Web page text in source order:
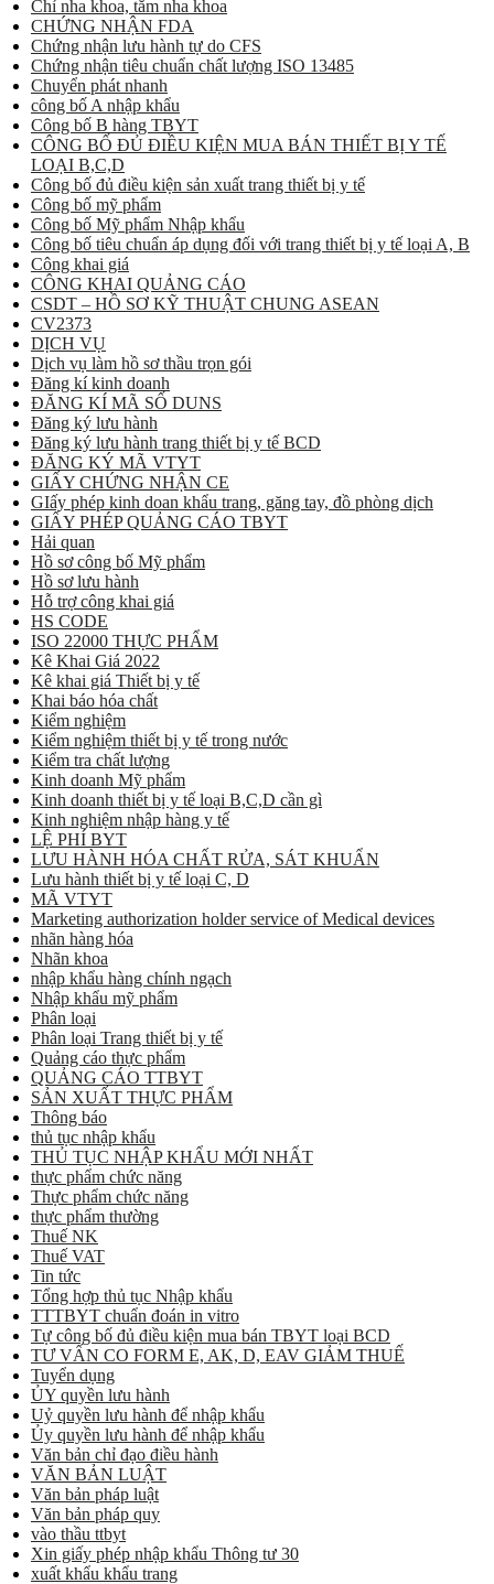
Chỉ nha khoa, tăm nha khoa
CHỨNG NHẬN FDA
Chứng nhận lưu hành tự do CFS
Chứng nhận tiêu chuẩn chất lượng ISO 13485
Chuyển phát nhanh
công bố A nhập khẩu
Công bố B hàng TBYT
CÔNG BỐ ĐỦ ĐIỀU KIỆN MUA BÁN THIẾT BỊ Y TẾ
LOẠI B,C,D
Công bố đủ điều kiện sản xuất trang thiết bị y tế
Công bố mỹ phẩm
Công bố Mỹ phẩm Nhập khẩu
Công bố tiêu chuẩn áp dụng đối với trang thiết bị y tế loại A, B
Công khai giá
CÔNG KHAI QUẢNG CÁO
CSDT – HỒ SƠ KỸ THUẬT CHUNG ASEAN
CV2373
DỊCH VỤ
Dịch vụ làm hồ sơ thầu trọn gói
Đăng kí kinh doanh
ĐĂNG KÍ MÃ SỐ DUNS
Đăng ký lưu hành
Đăng ký lưu hành trang thiết bị y tế BCD
ĐĂNG KÝ MÃ VTYT
GIẤY CHỨNG NHẬN CE
GIấy phép kinh doan khẩu trang, găng tay, đồ phòng dịch
GIẤY PHÉP QUẢNG CÁO TBYT
Hải quan
Hồ sơ công bố Mỹ phẩm
Hồ sơ lưu hành
Hỗ trợ công khai giá
HS CODE
ISO 22000 THỰC PHẨM
Kê Khai Giá 2022
Kê khai giá Thiết bị y tế
Khai báo hóa chất
Kiểm nghiệm
Kiểm nghiệm thiết bị y tế trong nước
Kiểm tra chất lượng
Kinh doanh Mỹ phẩm
Kinh doanh thiết bị y tế loại B,C,D cần gì
Kinh nghiệm nhập hàng y tế
LỆ PHÍ BYT
LƯU HÀNH HÓA CHẤT RỬA, SÁT KHUẨN
Lưu hành thiết bị y tế loại C, D
MÃ VTYT
Marketing authorization holder service of Medical devices
nhãn hàng hóa
Nhãn khoa
nhập khẩu hàng chính ngạch
Nhập khẩu mỹ phẩm
Phân loại
Phân loại Trang thiết bị y tế
Quảng cáo thực phẩm
QUẢNG CÁO TTBYT
SẢN XUẤT THỰC PHẨM
Thông báo
thủ tục nhập khẩu
THỦ TỤC NHẬP KHẨU MỚI NHẤT
thực phẩm chức năng
Thực phẩm chức năng
thực phẩm thường
Thuế NK
Thuế VAT
Tin tức
Tổng hợp thủ tục Nhập khẩu
TTTBYT chuẩn đoán in vitro
Tự công bố đủ điều kiện mua bán TBYT loại BCD
TƯ VẤN CO FORM E, AK, D, EAV GIẢM THUẾ
Tuyển dụng
ỦY quyền lưu hành
Uỷ quyền lưu hành để nhập khẩu
Ủy quyền lưu hành để nhập khẩu
Văn bản chỉ đạo điều hành
VĂN BẢN LUẬT
Văn bản pháp luật
Văn bản pháp quy
vào thầu ttbyt
Xin giấy phép nhập khẩu Thông tư 30
xuất khẩu khẩu trang